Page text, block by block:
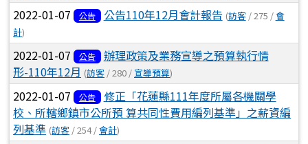
2022-01-07 公告 公告110年12月會計報告 (訪客/ 275 /會
計)
2022-01-07 公告
辦理政策及業務宣導之預算執行情
形-110年12月 (訪客 / 280 / 宣導預算)
2022-01-07 公告
修正「花蓮縣111年度所屬各機關學
校、所轄鄉鎮市公所預 算共同性費用編列基準」之薪資編
列基準 (訪客 / 254 /會計)